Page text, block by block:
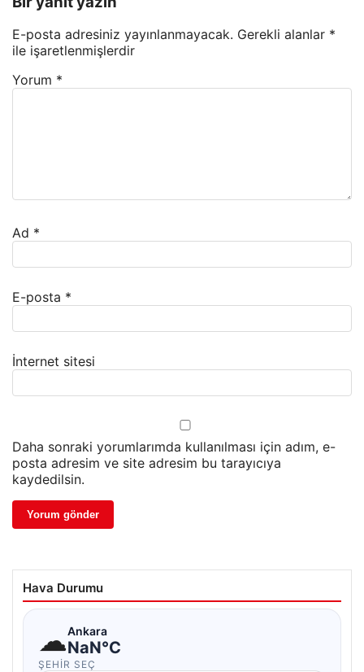
E-posta adresiniz yayınlanmayacak. Gerekli alanlar *
ile işaretlenmişlerdir
Yorum *
Ad *
E-posta *
İnternet sitesi
Daha sonraki yorumlarımda kullanılması için adım, e-
posta adresim ve site adresim bu tarayıcıya
kaydedilsin.
Hava Durumu
☁Ankara
NaN°C
ŞEHIR SEÇ